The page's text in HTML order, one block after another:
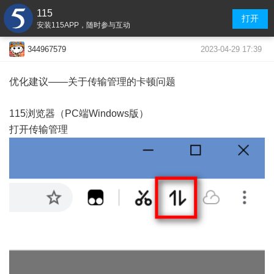
115
安装115APP，随时参与互动
打开
344967579 2023-04-29 17:39
优化建议——关于传输管理的卡顿问题
115浏览器（PC端Windows版）
打开传输管理